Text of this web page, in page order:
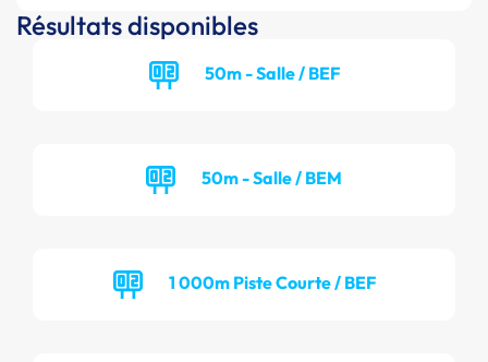
Résultats disponibles
50m - Salle / BEF
50m - Salle / BEM
1 000m Piste Courte / BEF